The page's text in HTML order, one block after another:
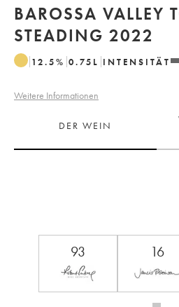
BAROSSA VALLEY
STEADING 2022
12.5% 0.75 L INTENSITÄT
Weitere Informationen
DER WEIN
93 16